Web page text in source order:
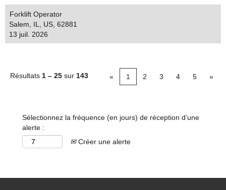
Forklift Operator
Salem, IL, US, 62881
13 juil. 2026
Résultats 1 – 25 sur 143 « 1 2 3 4 5 »
Sélectionnez la fréquence (en jours) de réception d’une
alerte :
Créer une alerte